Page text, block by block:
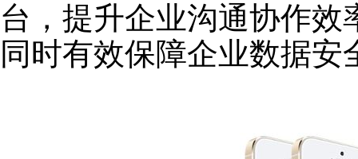
台，提升企业沟通协作
同时有效保障企业数据安